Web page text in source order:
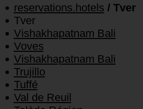
reservations.hotels / Tver
Tver
Vishakhapatnam Bali
Voves
Vishakhapatnam Bali
Trujillo
Tuffé
Val de Reuil